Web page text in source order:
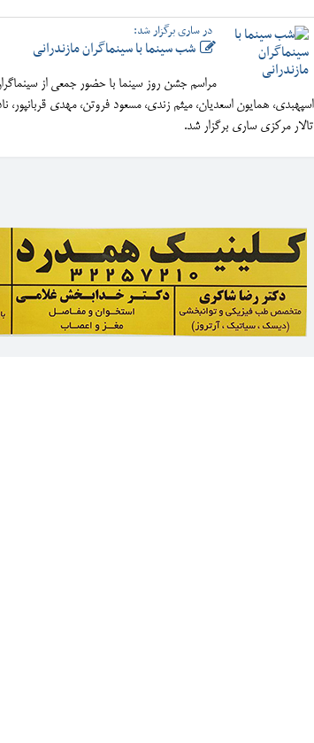
در ساری برگزار شد:
شب سینما با سینماگران مازندرانی
مراسم جشن روز سینما با حضور جمعی از
اسپهبدی، همایون اسعدیان، میثم زندی، مسعود فروتن، مهدی قربانپور،
تالار مرکزی ساری برگزار شد.